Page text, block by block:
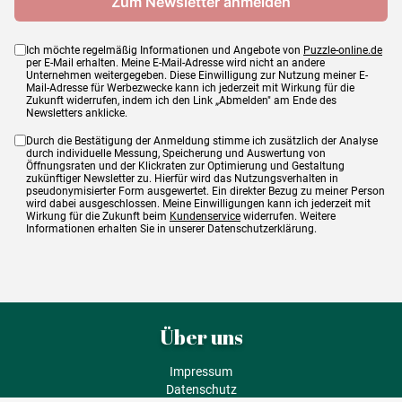
Ich möchte regelmäßig Informationen und Angebote von Puzzle-online.de
per E-Mail erhalten. Meine E-Mail-Adresse wird nicht an andere
Unternehmen weitergegeben. Diese Einwilligung zur Nutzung meiner E-
Mail-Adresse für Werbezwecke kann ich jederzeit mit Wirkung für die
Zukunft widerrufen, indem ich den Link „Abmelden" am Ende des
Newsletters anklicke.
Durch die Bestätigung der Anmeldung stimme ich zusätzlich der Analyse
durch individuelle Messung, Speicherung und Auswertung von
Öffnungsraten und der Klickraten zur Optimierung und Gestaltung
zukünftiger Newsletter zu. Hierfür wird das Nutzungsverhalten in
pseudonymisierter Form ausgewertet. Ein direkter Bezug zu meiner Person
wird dabei ausgeschlossen. Meine Einwilligungen kann ich jederzeit mit
Wirkung für die Zukunft beim Kundenservice widerrufen. Weitere
Informationen erhalten Sie in unserer Datenschutzerklärung.
Über uns
Impressum
Datenschutz